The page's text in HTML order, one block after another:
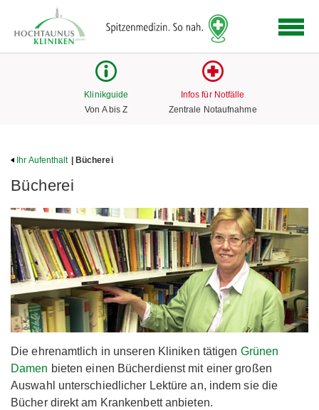
Link
zur
Klinikguide
Von A bis Z
Infos für Notfälle
Zentrale Notaufnahme
Ihr Aufenthalt | Bücherei
Bücherei
Die ehrenamtlich in unseren Kliniken tätigen Grünen
Damen bieten einen Bücherdienst mit einer großen
Auswahl unterschiedlicher Lektüre an, indem sie die
Bücher direkt am Krankenbett anbieten.